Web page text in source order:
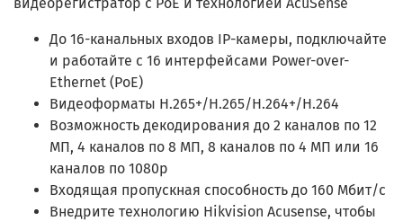
До 16-канальных входов IP-камеры, подключайте
и работайте с 16 интерфейсами Power-over-
Ethernet (PoE)
Видеоформаты H.265+/H.265/H.264+/H.264
Возможность декодирования до 2 каналов по 12
МП, 4 каналов по 8 МП, 8 каналов по 4 МП или 16
каналов по 1080p
Входящая пропускная способность до 160 Мбит/с
Внедрите технологию Hikvision Acusense, чтобы